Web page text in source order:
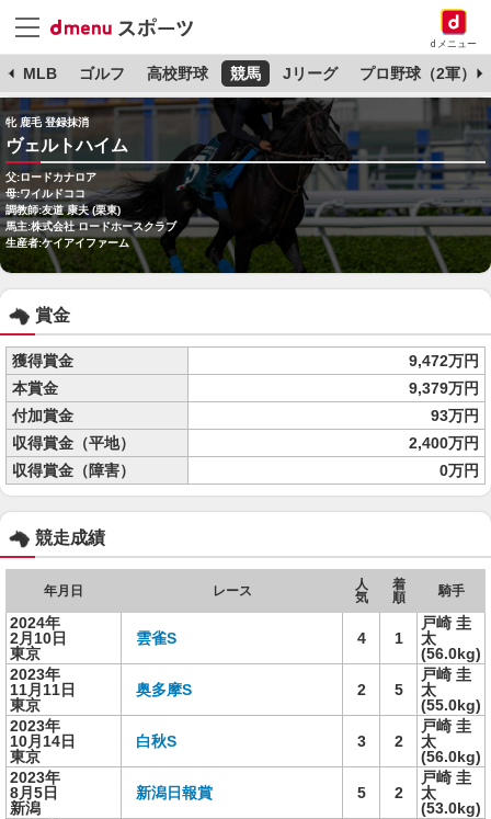
dメニュー
MLB ゴルフ 高校野球 競馬 Jリーグ プロ野球（2軍）
牝 鹿毛 登録抹消
ヴェルトハイム
父:ロードカナロア
母:ワイルドココ
調教師:友道 康夫 (栗東)
馬主:株式会社 ロードホースクラブ
生産者:ケイアイファーム
賞金
獲得賞金
9,472万円
本賞金
9,379万円
付加賞金
93万円
収得賞金（平地）
2,400万円
収得賞金（障害）
0万円
競走成績
年月日 レース
人
気
着
順
騎手
2024年
2月10日
東京
雲雀S 4 1
戸崎 圭
太
(56.0kg)
2023年
11月11日
東京
奥多摩S 2 5
戸崎 圭
太
(55.0kg)
2023年
10月14日
東京
白秋S 3 2
戸崎 圭
太
(56.0kg)
2023年
8月5日
新潟
新潟日報賞 5 2
戸崎 圭
太
(53.0kg)